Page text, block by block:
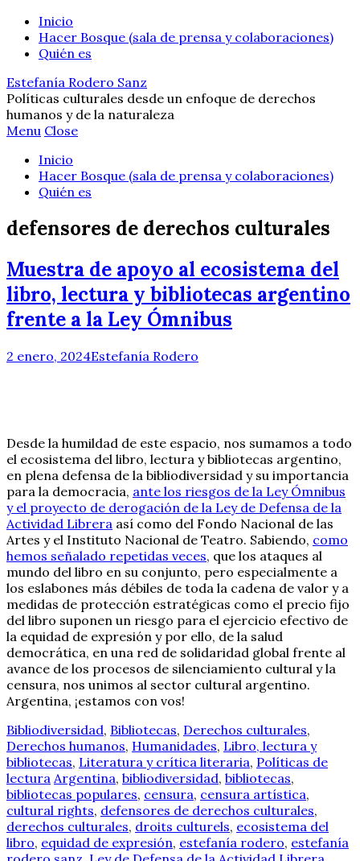
Inicio
Hacer Bosque (sala de prensa y colaboraciones)
Quién es
Estefanía Rodero Sanz
Políticas culturales desde un enfoque de derechos
humanos y de la naturaleza
Menu Close
Inicio
Hacer Bosque (sala de prensa y colaboraciones)
Quién es
defensores de derechos culturales
Muestra de apoyo al ecosistema del
libro, lectura y bibliotecas argentino
frente a la Ley Ómnibus
2 enero, 2024Estefanía Rodero
Desde la humildad de este espacio, nos sumamos a todo
el ecosistema del libro, lectura y bibliotecas argentino,
en plena defensa de la bibliodiversidad y su importancia
para la democracia, ante los riesgos de la Ley Ómnibus
y el proyecto de derogación de la Ley de Defensa de la
Actividad Librera así como del Fondo Nacional de las
Artes y el Instituto Nacional de Teatro. Sabiendo, como
hemos señalado repetidas veces, que los ataques al
mundo del libro en su conjunto, pero especialmente a
los eslabones más débiles de toda la cadena de valor y a
medidas de protección estratégicas como el precio fijo
del libro suponen un riesgo para el ejercicio efectivo de
la equidad de expresión y por ello, de la salud
democrática, en una red de solidaridad global frente al
avance de los procesos de silenciamiento cultural y la
censura, nos unimos al sector cultural argentino.
Argentina, ¡estamos con vos!
Bibliodiversidad, Bibliotecas, Derechos culturales,
Derechos humanos, Humanidades, Libro, lectura y
bibliotecas, Literatura y crítica literaria, Políticas de
lectura Argentina, bibliodiversidad, bibliotecas,
bibliotecas populares, censura, censura artística,
cultural rights, defensores de derechos culturales,
derechos culturales, droits culturels, ecosistema del
libro, equidad de expresión, estefanía rodero, estefanía